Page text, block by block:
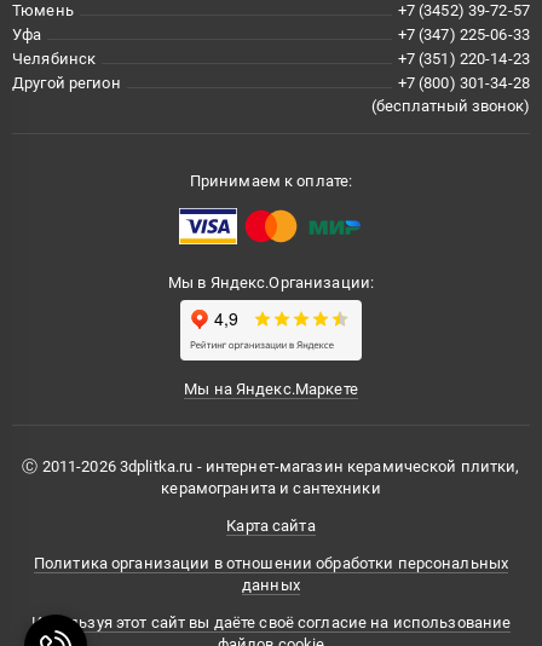
Тюмень
+7 (3452) 39-72-57
Уфа
+7 (347) 225-06-33
Челябинск
+7 (351) 220-14-23
Другой регион
+7 (800) 301-34-28
(бесплатный звонок)
Принимаем к оплате:
Мы в Яндекс.Организации:
Мы на Яндекс.Маркете
Ⓒ 2011-2026 3dplitka.ru - интернет-магазин керамической плитки,
керамогранита и сантехники
Карта сайта
Политика организации в отношении обработки персональных
данных
Используя этот сайт вы даёте своё согласие на использование